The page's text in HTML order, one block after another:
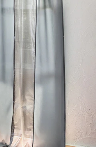
ペット用品
パネル・壁材
天然石・石材
新商品
ウェルビーみのお
HDC
クレーム公開
水まわり 3年保証
スタイリング
アイデア
オンライン相談
最高のリノベ会社が
リノベりす